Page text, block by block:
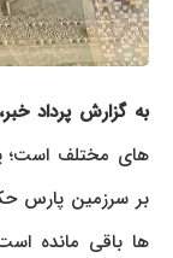
به گزارش پرداد خبر،
های مختلف است؛
بر سرزمین پارس حکم
ها باقی مانده است.